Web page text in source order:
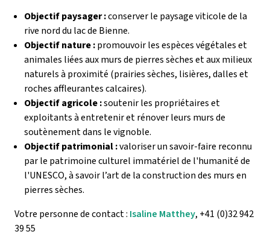
Objectif paysager :conserver le paysage viticole de la
rive nord du lac de Bienne.
Objectif nature :promouvoir les espèces végétales et
animales liées aux murs de pierres sèches et aux milieux
naturels à proximité (prairies sèches, lisières, dalles et
roches affleurantes calcaires).
Objectif agricole :soutenir les propriétaires et
exploitants à entretenir et rénover leurs murs de
soutènement dans le vignoble.
Objectif patrimonial :valoriser un savoir-faire reconnu
par le patrimoine culturel immatériel de l'humanité de
l'UNESCO, à savoir l’art de la construction des murs en
pierres sèches.
Votre personne de contact : Isaline Matthey, +41 (0)32 942
39 55